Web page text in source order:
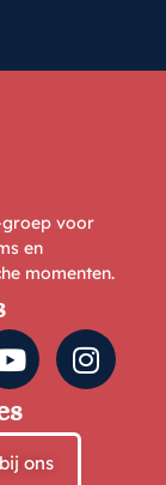
voor
en
momenten.
ons